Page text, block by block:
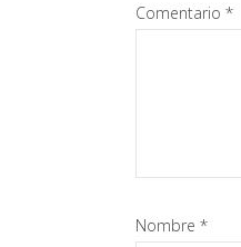
lectores
Comentario *
Nombre *